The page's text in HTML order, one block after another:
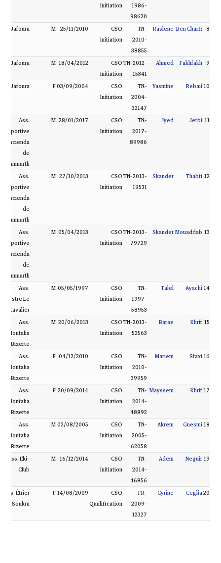
1986-
98620
Initiation
8
Ben Charfi
Raslene
TN-
2010-
38855
CSO
Initiation
25/11/2010
M
Jafoura
9
Fakhfakh
Ahmed
TN-2012-
15341
CSO
Initiation
18/04/2012
M
Jafoura
10
Rebaii
Yasmine
TN-
2004-
32147
CSO
Initiation
03/09/2004
F
Jafoura
11
Jerbi
Iyed
TN-
2017-
89986
CSO
Initiation
28/01/2017
M
Ass.
Sportive
Hacienda
de
Gammarth
12
Thabti
Skander
TN-2013-
19531
CSO
Initiation
27/10/2013
M
Ass.
Sportive
Hacienda
de
Gammarth
13
Mouaddab
Skander
TN-2013-
79729
CSO
Initiation
05/04/2013
M
Ass.
Sportive
Hacienda
de
Gammarth
14
Ayachi
Talel
TN-
1997-
58953
CSO
Initiation
05/05/1997
M
Ass.
Le
Cavalier
15
Khrif
Barae
TN-2013-
52563
CSO
Initiation
20/06/2013
M
Ass.
Montaha
Bizerte
16
Sfaxi
Mariem
TN-
2010-
39959
CSO
Initiation
04/12/2010
F
Ass.
Montaha
Bizerte
17
Khrif
Mayssem
TN-
2014-
48892
CSO
Initiation
20/09/2014
F
Ass.
Montaha
Bizerte
18
Guesmi
Akrem
TN-
2005-
62058
CSO
Initiation
02/08/2005
M
Ass.
Montaha
Bizerte
19
Neguir
Adem
TN-
2014-
46856
CSO
Initiation
16/12/2014
M
Ass. Eki-
Club
20
Ceglia
Cyrine
FR-
2009-
12327
CSO
Qualification
14/08/2009
F
Ass. Étrier
la Soukra